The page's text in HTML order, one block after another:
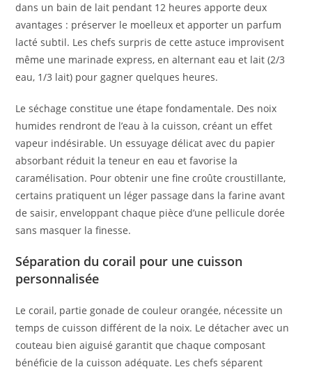
dans un bain de lait pendant 12 heures apporte deux
avantages : préserver le moelleux et apporter un parfum
lacté subtil. Les chefs surpris de cette astuce improvisent
même une marinade express, en alternant eau et lait (2/3
eau, 1/3 lait) pour gagner quelques heures.
Le séchage constitue une étape fondamentale. Des noix
humides rendront de l’eau à la cuisson, créant un effet
vapeur indésirable. Un essuyage délicat avec du papier
absorbant réduit la teneur en eau et favorise la
caramélisation. Pour obtenir une fine croûte croustillante,
certains pratiquent un léger passage dans la farine avant
de saisir, enveloppant chaque pièce d’une pellicule dorée
sans masquer la finesse.
Séparation du corail pour une cuisson
personnalisée
Le corail, partie gonade de couleur orangée, nécessite un
temps de cuisson différent de la noix. Le détacher avec un
couteau bien aiguisé garantit que chaque composant
bénéficie de la cuisson adéquate. Les chefs séparent